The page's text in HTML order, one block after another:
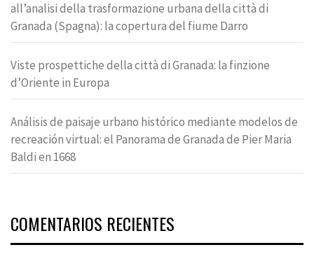
all’analisi della trasformazione urbana della città di
Granada (Spagna): la copertura del fiume Darro
Viste prospettiche della città di Granada: la finzione
d’Oriente in Europa
Análisis de paisaje urbano histórico mediante modelos de
recreación virtual: el Panorama de Granada de Pier Maria
Baldi en 1668
COMENTARIOS RECIENTES